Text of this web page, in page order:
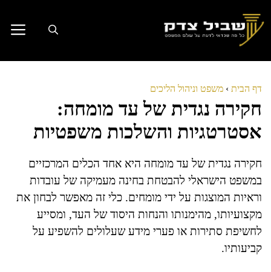
לתוכן
דף הבית › משפט וניהול הליכים
חקירה נגדית של עד מומחה:
אסטרטגיות והשלכות משפטיות
חקירה נגדית של עד מומחה היא אחד הכלים המרכזיים
במשפט הישראלי להבטחת בחינה מעמיקה של עובדות
וראיות המוצגות על ידי מומחים. כלי זה מאפשר לבחון את
מקצועיותו, מהימנותו והנחות היסוד של העד, ומסייע
לחשיפת סתירות או פערי מידע שעלולים להשפיע על
קביעותיו.